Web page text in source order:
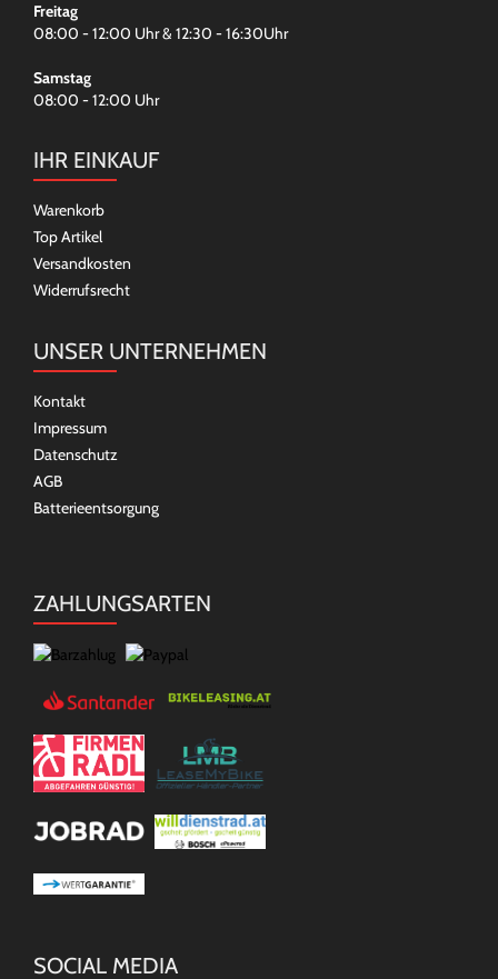
Freitag
08:00 - 12:00 Uhr & 12:30 - 16:30Uhr
Samstag
08:00 - 12:00 Uhr
IHR EINKAUF
Warenkorb
Top Artikel
Versandkosten
Widerrufsrecht
UNSER UNTERNEHMEN
Kontakt
Impressum
Datenschutz
AGB
Batterieentsorgung
ZAHLUNGSARTEN
SOCIAL MEDIA